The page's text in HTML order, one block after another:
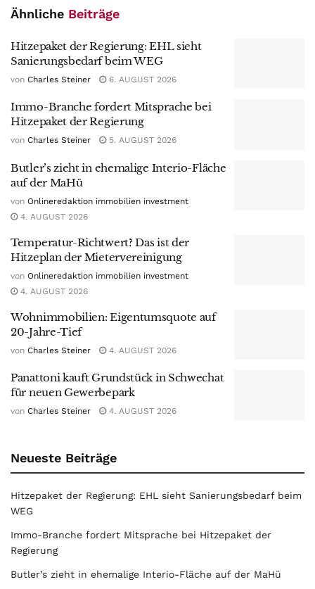
Ähnliche Beiträge
Hitzepaket der Regierung: EHL sieht
Sanierungsbedarf beim WEG
von Charles Steiner 6. AUGUST 2026
Immo-Branche fordert Mitsprache bei
Hitzepaket der Regierung
von Charles Steiner 5. AUGUST 2026
Butler’s zieht in ehemalige Interio-Fläche
auf der MaHü
von Onlineredaktion immobilien investment
4. AUGUST 2026
Temperatur-Richtwert? Das ist der
Hitzeplan der Mietervereinigung
von Onlineredaktion immobilien investment
4. AUGUST 2026
Wohnimmobilien: Eigentumsquote auf
20-Jahre-Tief
von Charles Steiner 4. AUGUST 2026
Panattoni kauft Grundstück in Schwechat
für neuen Gewerbepark
von Charles Steiner 4. AUGUST 2026
Neueste Beiträge
Hitzepaket der Regierung: EHL sieht Sanierungsbedarf beim
WEG
Immo-Branche fordert Mitsprache bei Hitzepaket der
Regierung
Butler’s zieht in ehemalige Interio-Fläche auf der MaHü